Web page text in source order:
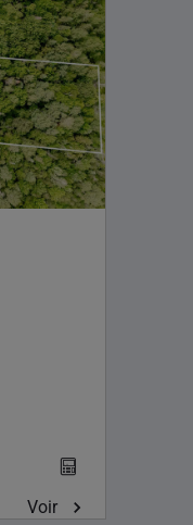
Voir